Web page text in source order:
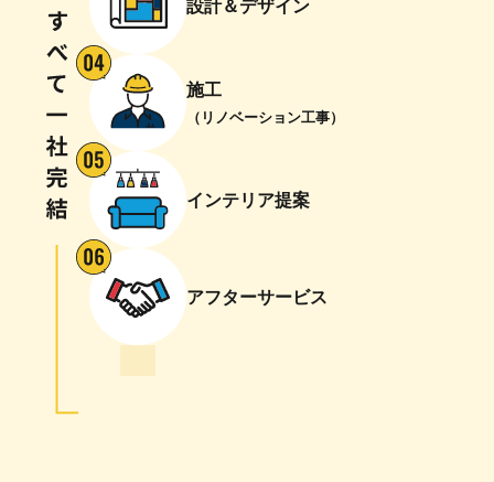
設計＆デザイン
施工
（リノベーション工事）
インテリア提案
アフターサービス